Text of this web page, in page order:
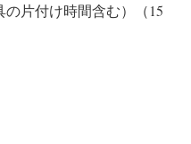
の片付け時間含む）（15